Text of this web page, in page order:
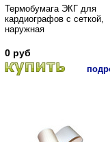
Термобумага ЭКГ для
кардиографов с сеткой,
наружная
0 руб